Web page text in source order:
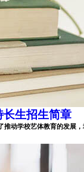
长生招生简章
动学校艺体教育的发展